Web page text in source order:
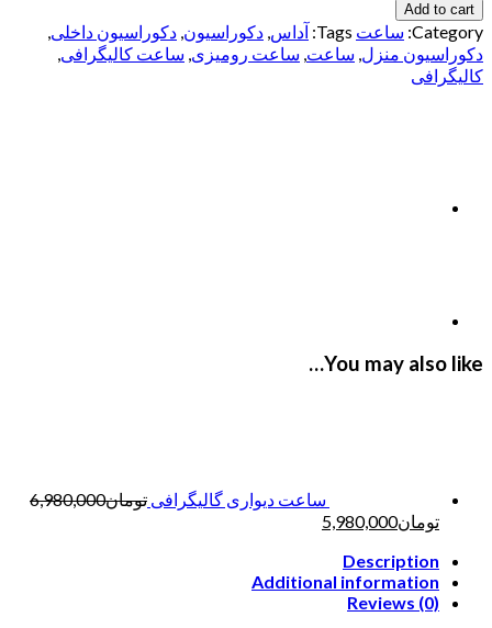
Add to cart
Category: ساعت Tags: آداس, دکوراسیون, دکوراسیون داخلی,
دکوراسیون منزل, ساعت, ساعت رومیزی, ساعت کالیگرافی,
کالیگرافی
You may also like…
ساعت دیواری گالیگرافی تومان6,980,000
تومان5,980,000
Description
Additional information
Reviews (0)